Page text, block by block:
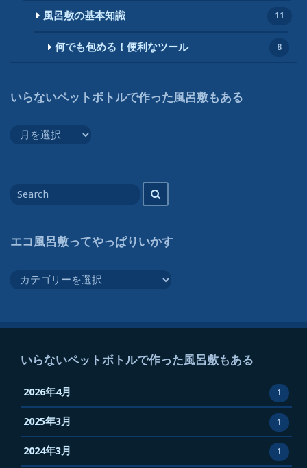
風呂敷の基本知識 11
何でも包める！便利なツール 8
いらないペットボトルで作った風呂敷もある
ペ
ボ
っ
for
エコ風呂敷ってやっぱりいかす
いらないペットボトルで作った風呂敷もある
2026年4月 1
2025年3月 1
2024年3月 1